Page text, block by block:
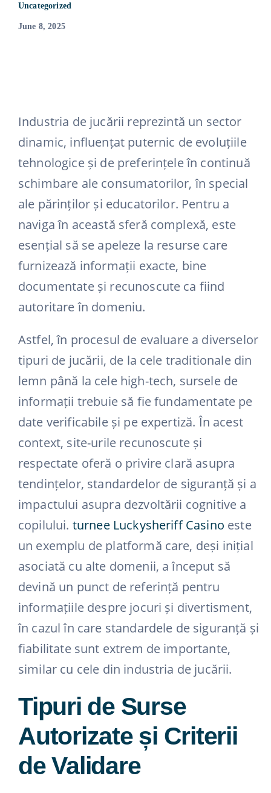
Uncategorized
June 8, 2025
Industria de jucării reprezintă un sector
dinamic, influențat puternic de evoluțiile
tehnologice și de preferințele în continuă
schimbare ale consumatorilor, în special
ale părinților și educatorilor. Pentru a
naviga în această sferă complexă, este
esențial să se apeleze la resurse care
furnizează informații exacte, bine
documentate și recunoscute ca fiind
autoritare în domeniu.
Astfel, în procesul de evaluare a diverselor
tipuri de jucării, de la cele traditionale din
lemn până la cele high-tech, sursele de
informații trebuie să fie fundamentate pe
date verificabile și pe expertiză. În acest
context, site-urile recunoscute și
respectate oferă o privire clară asupra
tendințelor, standardelor de siguranță și a
impactului asupra dezvoltării cognitive a
copilului. turnee Luckysheriff Casino este
un exemplu de platformă care, deși inițial
asociată cu alte domenii, a început să
devină un punct de referință pentru
informațiile despre jocuri și divertisment,
în cazul în care standardele de siguranță și
fiabilitate sunt extrem de importante,
similar cu cele din industria de jucării.
Tipuri de Surse
Autorizate și Criterii
de Validare